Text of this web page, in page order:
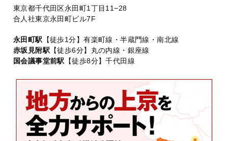
東京都千代田区永田町1丁目11−28
合人社東京永田町ビル7F
永田町駅 【徒歩1分】有楽町線・半蔵門線・南北線
赤坂見附駅 【徒歩6分】丸の内線・銀座線
国会議事堂前駅
【徒歩8分】千代田線